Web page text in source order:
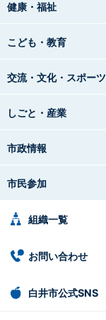
健康・福祉
こども・教育
交流・文化・スポーツ
しごと・産業
市政情報
市民参加
組織一覧
お問い合わせ
白井市公式SNS